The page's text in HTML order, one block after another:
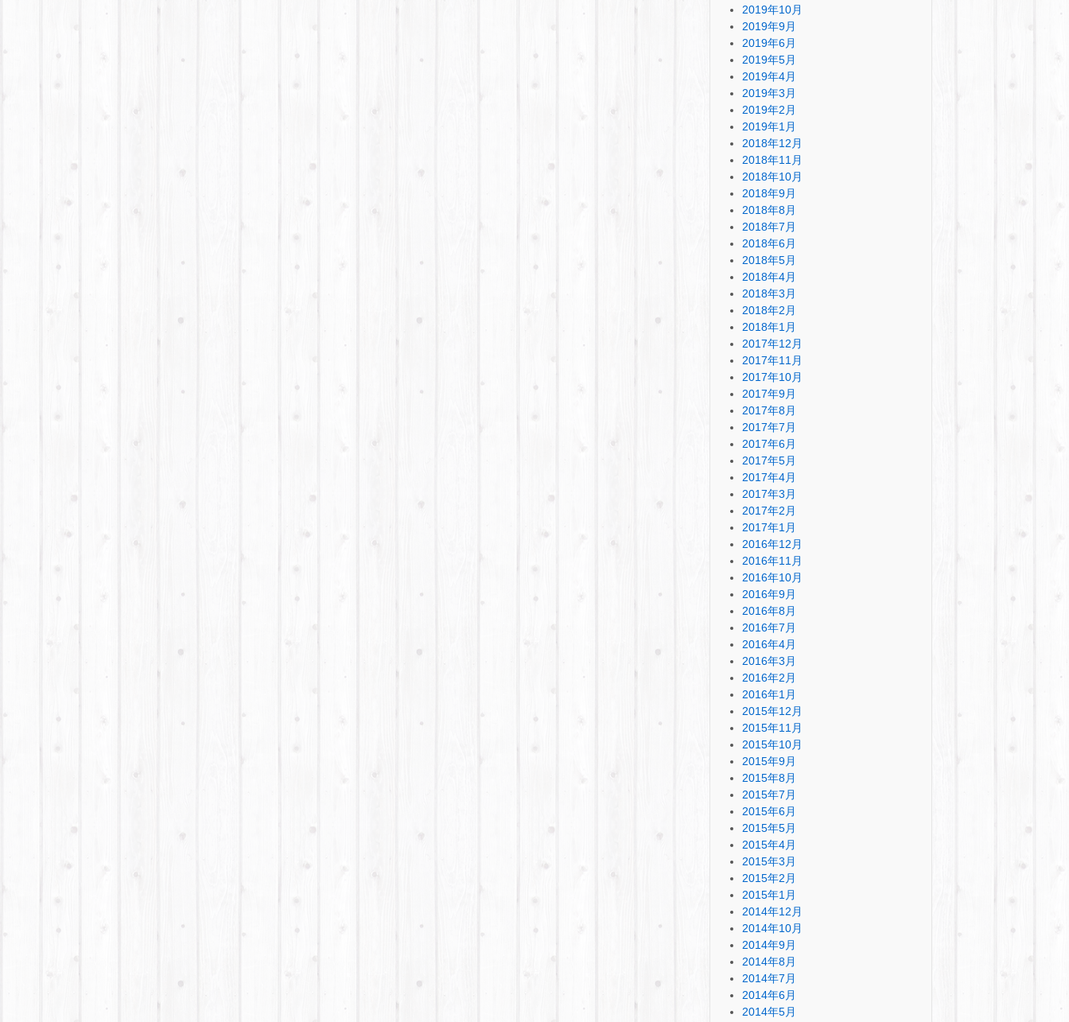
2019年10月
2019年9月
2019年6月
2019年5月
2019年4月
2019年3月
2019年2月
2019年1月
2018年12月
2018年11月
2018年10月
2018年9月
2018年8月
2018年7月
2018年6月
2018年5月
2018年4月
2018年3月
2018年2月
2018年1月
2017年12月
2017年11月
2017年10月
2017年9月
2017年8月
2017年7月
2017年6月
2017年5月
2017年4月
2017年3月
2017年2月
2017年1月
2016年12月
2016年11月
2016年10月
2016年9月
2016年8月
2016年7月
2016年4月
2016年3月
2016年2月
2016年1月
2015年12月
2015年11月
2015年10月
2015年9月
2015年8月
2015年7月
2015年6月
2015年5月
2015年4月
2015年3月
2015年2月
2015年1月
2014年12月
2014年10月
2014年9月
2014年8月
2014年7月
2014年6月
2014年5月